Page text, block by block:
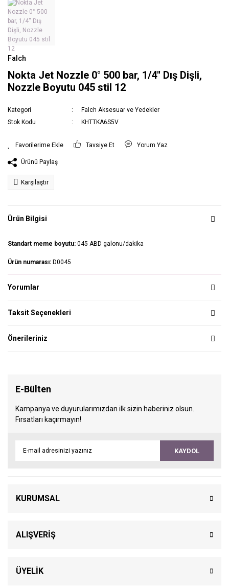
Falch
Nokta Jet Nozzle 0° 500 bar, 1/4'' Dış Dişli,
Nozzle Boyutu 045 stil 12
Kategori
Falch Aksesuar ve Yedekler
Stok Kodu
KHTTKA6S5V
Tavsiye Et Yorum Yaz
Ürünü Paylaş
Karşılaştır
Ürün Bilgisi
Standart meme boyutu: 045 ABD galonu/dakika
Ürün numarası: D0045
Yorumlar
Taksit Seçenekleri
Önerileriniz
E-Bülten
Kampanya ve duyurularımızdan ilk sizin haberiniz olsun.
Fırsatları kaçırmayın!
KAYDOL
KURUMSAL
ALIŞVERİŞ
ÜYELİK